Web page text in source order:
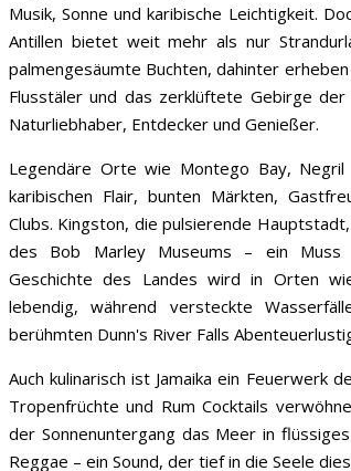
Musik, Sonne und karibische Leichtigkeit.
Antillen bietet weit mehr als nur
palmengesäumte Buchten, dahinter
Flusstäler und das zerklüftete Gebirge
Naturliebhaber, Entdecker und Genießer.
Legendäre Orte wie Montego Bay,
karibischen Flair, bunten Märkten,
Clubs. Kingston, die pulsierende
des Bob Marley Museums – ein Muss
Geschichte des Landes wird in Orten
lebendig, während versteckte
berühmten Dunn's River Falls
Auch kulinarisch ist Jamaika ein Feuerwerk
Tropenfrüchte und Rum Cocktails
der Sonnenuntergang das Meer in
Reggae – ein Sound, der tief in die Seele